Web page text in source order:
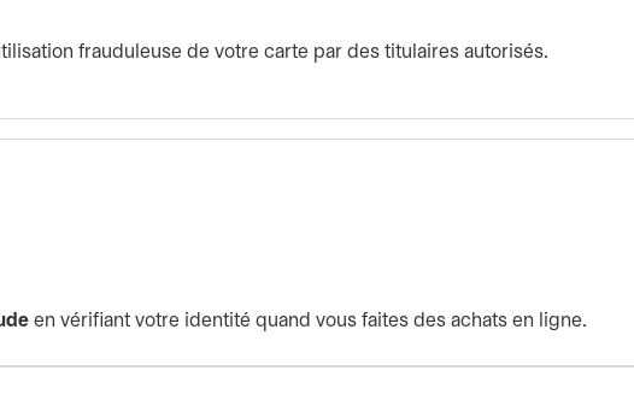
frauduleuse de votre carte par des titulaires autorisés.
en vérifiant votre identité quand vous faites des achats en ligne.